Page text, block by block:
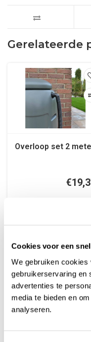
Cookies voor een
We gebruiken cookies
gebruikerservaring en
advertenties te
media te bieden en
analyseren.
Gerelateerde
Overloop set 2
Meer info